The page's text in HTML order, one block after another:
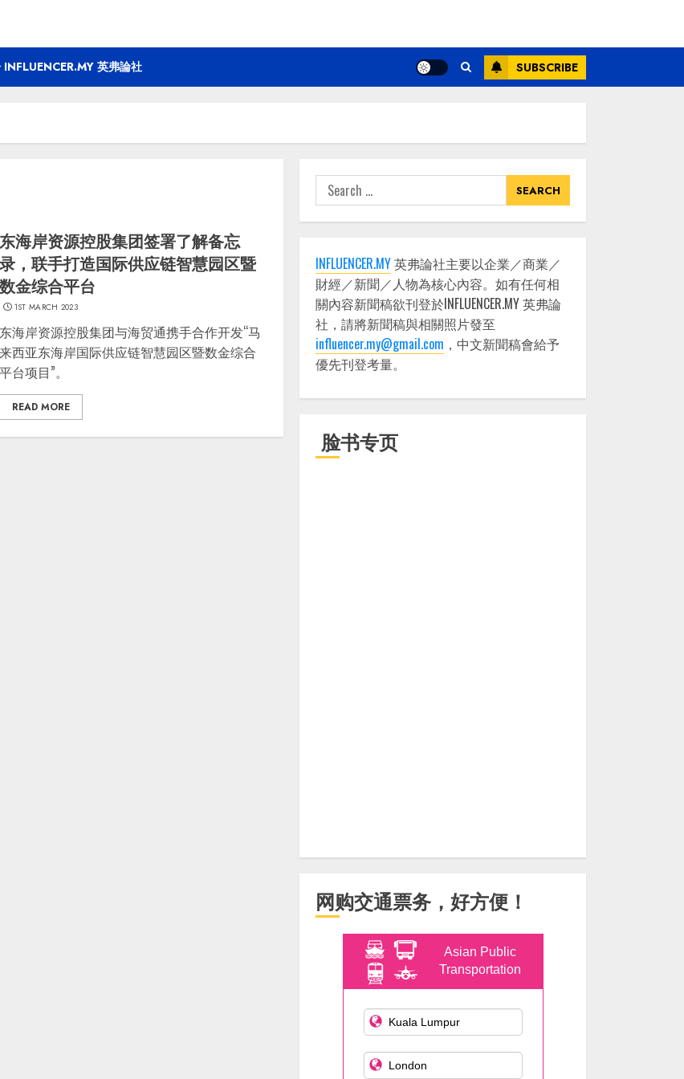
INFLUENCER.MY 英弗論社 SUBSCRIBE
东海岸资源控股集团签署了解备忘
录，联手打造国际供应链智慧园区暨
数金综合平台
1ST MARCH 2023
东海岸资源控股集团与海贸通携手合作开发“马
来西亚东海岸国际供应链智慧园区暨数金综合
平台项目”。
READ MORE
Search
for:
INFLUENCER.MY英弗論社主要以企業／商業／
財經／新聞／人物為核心內容。如有任何相
關內容新聞稿欲刊登於INFLUENCER.MY 英弗論
社，請將新聞稿與相關照片發至
influencer.my@gmail.com ，中文新聞稿會給予
優先刊登考量。
脸书专页
网购交通票务，好方便！
Asian Public
Transportation